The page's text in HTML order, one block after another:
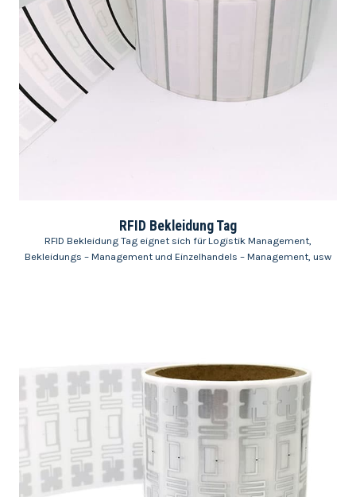
RFID Bekleidung Tag
RFID Bekleidung Tag eignet sich für Logistik Management,
Bekleidungs – Management und Einzelhandels – Management, usw